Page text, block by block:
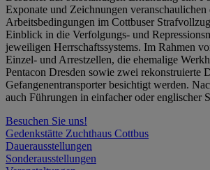
Exponate und Zeichnungen
Arbeitsbedingungen im Cottbuser
Einblick in die Verfolgungs- und
jeweiligen Herrschaftssystems. Im Rahmen
Einzel- und Arrestzellen, die ehemalige
Pentacon Dresden sowie zwei rekonstruierte
Gefangenentransporter besichtigt werden.
auch Führungen in einfacher oder englischer
Besuchen Sie uns!
Gedenkstätte Zuchthaus Cottbus
Dauerausstellungen
Sonderausstellungen